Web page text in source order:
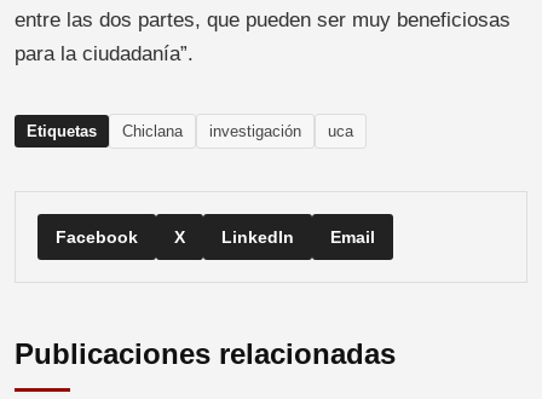
entre las dos partes, que pueden ser muy beneficiosas
para la ciudadanía”.
Etiquetas Chiclana investigación uca
Facebook X LinkedIn Email
Publicaciones relacionadas